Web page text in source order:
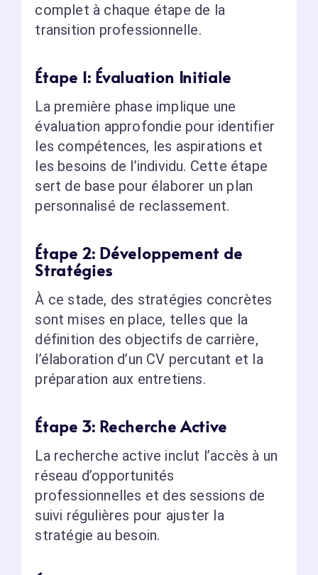
complet à chaque étape de la
transition professionnelle.
Étape 1: Évaluation Initiale
La première phase implique une
évaluation approfondie pour identifier
les compétences, les aspirations et
les besoins de l’individu. Cette étape
sert de base pour élaborer un plan
personnalisé de reclassement.
Étape 2: Développement de
Stratégies
À ce stade, des stratégies concrètes
sont mises en place, telles que la
définition des objectifs de carrière,
l’élaboration d’un CV percutant et la
préparation aux entretiens.
Étape 3: Recherche Active
La recherche active inclut l’accès à un
réseau d’opportunités
professionnelles et des sessions de
suivi régulières pour ajuster la
stratégie au besoin.